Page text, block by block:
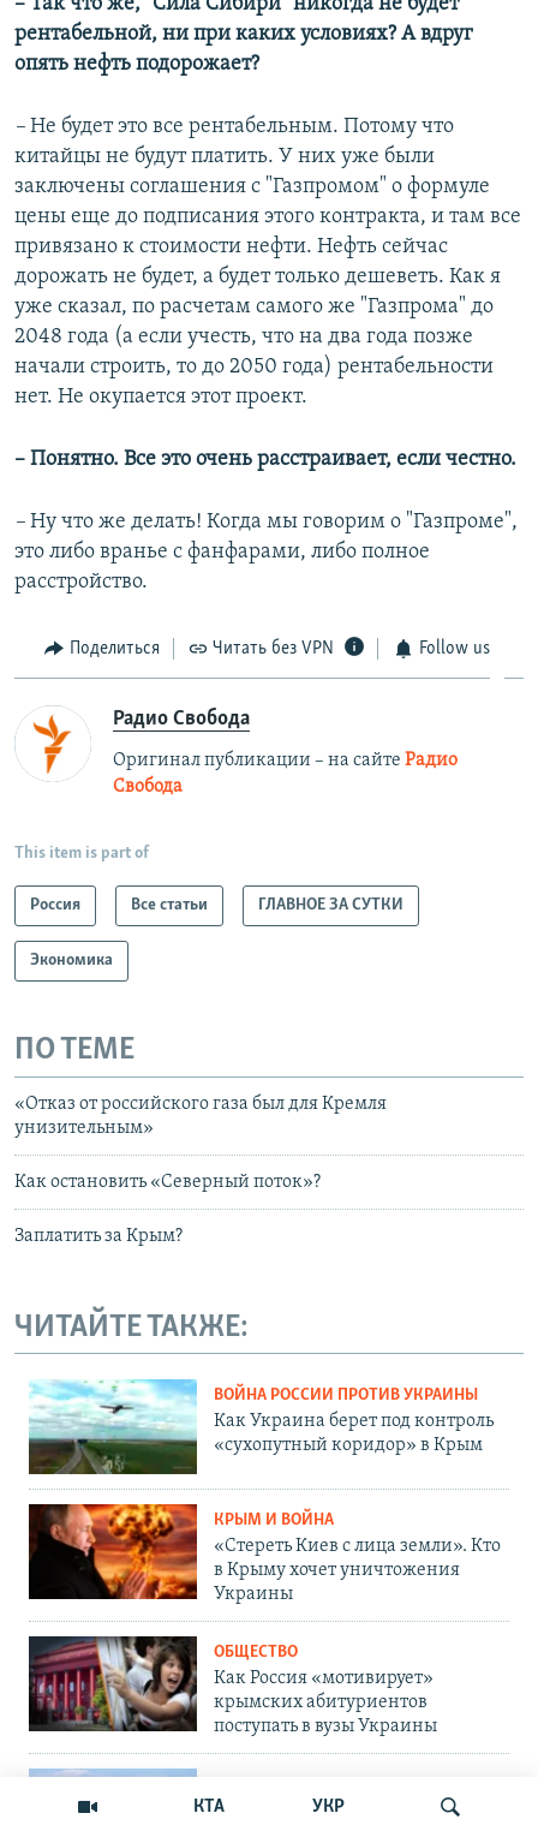
КТА УКР
рентабельной, ни при каких условиях? А вдруг
опять нефть подорожает?
– Не будет это все рентабельным. Потому что
китайцы не будут платить. У них уже были
заключены соглашения с "Газпромом" о формуле
цены еще до подписания этого контракта, и там все
привязано к стоимости нефти. Нефть сейчас
дорожать не будет, а будет только дешеветь. Как я
уже сказал, по расчетам самого же "Газпрома" до
2048 года (а если учесть, что на два года позже
начали строить, то до 2050 года) рентабельности
нет. Не окупается этот проект.
– Понятно. Все это очень расстраивает, если честно.
– Ну что же делать! Когда мы говорим о "Газпроме",
это либо вранье с фанфарами, либо полное
расстройство.
Поделиться Читать без VPN Follow us
Радио Свобода
Оригинал публикации – на сайте Радио
Свобода
This item is part of
Россия Все статьи ГЛАВНОЕ ЗА СУТКИ
Экономика
ПО ТЕМЕ
«Отказ от российского газа был для Кремля
унизительным»
Как остановить «Северный поток»?
Заплатить за Крым?
ЧИТАЙТЕ ТАКЖЕ:
ВОЙНА РОССИИ ПРОТИВ УКРАИНЫ
Как Украина берет под контроль
«сухопутный коридор» в Крым
КРЫМ И ВОЙНА
«Стереть Киев с лица земли». Кто
в Крыму хочет уничтожения
Украины
ОБЩЕСТВО
Как Россия «мотивирует»
крымских абитуриентов
поступать в вузы Украины
Война на пляжах и тотальный